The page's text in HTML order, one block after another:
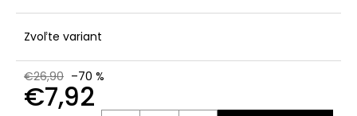
Zvoľte variant
€26,90 –70 %
€7,92